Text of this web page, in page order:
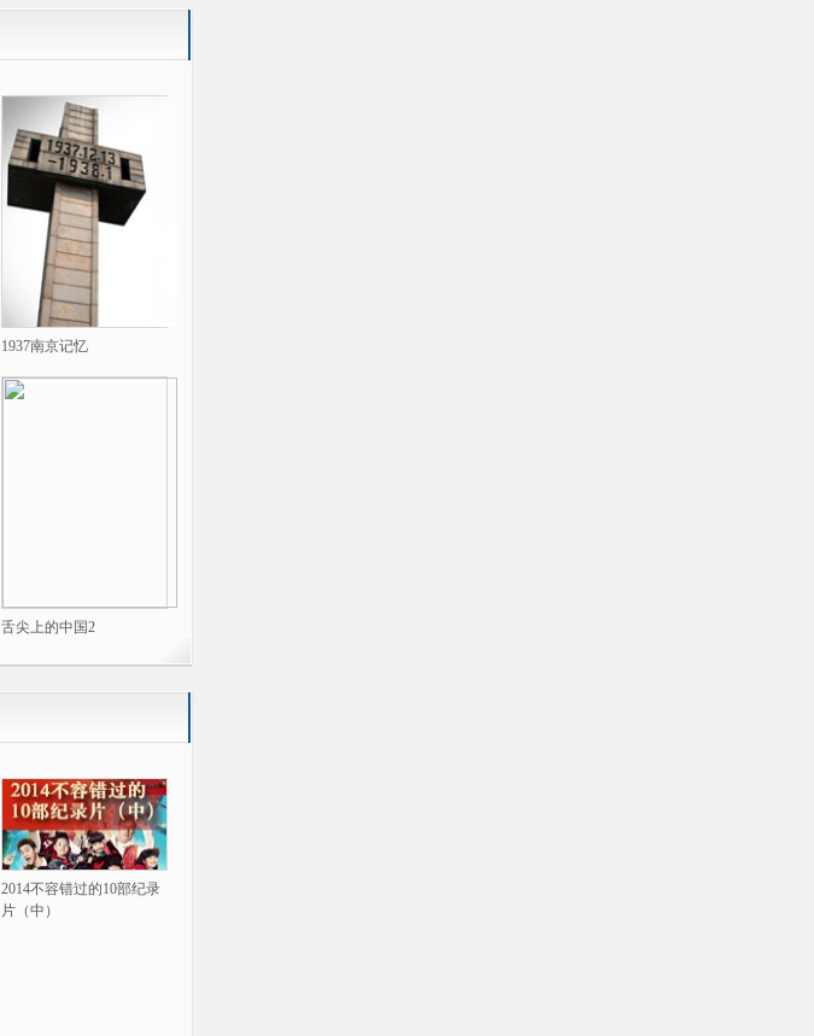
1937南京记忆
舌尖上的中国2
2014不容错过的10部纪录
片（中）